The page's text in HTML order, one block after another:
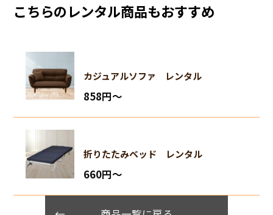
こちらのレンタル商品もおすすめ
カジュアルソファ レンタル
858円〜
折りたたみベッド レンタル
660円〜